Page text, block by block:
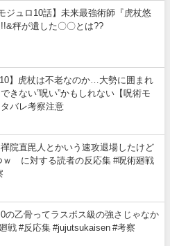
ジュロ10話】未来最強術師『虎杖悠
秤が遺した〇〇とは??
10】虎杖は不老なのか…大勢に囲まれ
きない”呪い”かもしれない【呪術モ
バレ考察注意
禪院直毘人とかいう速攻退場したけど
ｗ に対する読者の反応集 #呪術廻戦
0の乙骨ってラスボス級の強さじゃなか
戦 #反応集 #jujutsukaisen #考察